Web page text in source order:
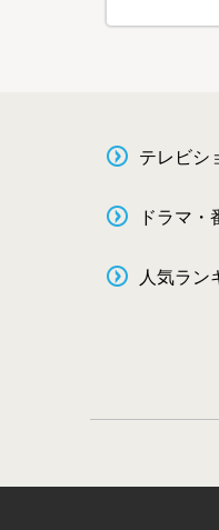
テレビシ
ドラマ・
人気ラン